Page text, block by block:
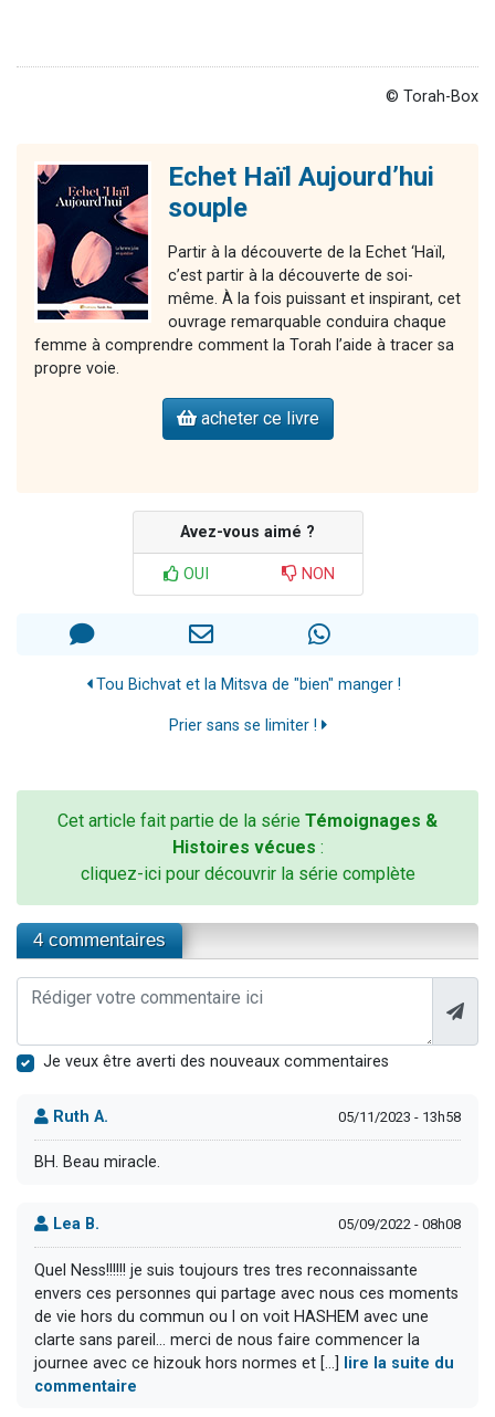
© Torah-Box
Echet Haïl Aujourd’hui
souple
Partir à la découverte de la Echet ‘Haïl,
c’est partir à la découverte de soi-
même. À la fois puissant et inspirant, cet
ouvrage remarquable conduira chaque
femme à comprendre comment la Torah l’aide à tracer sa
propre voie.
acheter ce livre
Avez-vous aimé ?
OUI NON
Tou Bichvat et la Mitsva de "bien" manger !
Prier sans se limiter !
Cet article fait partie de la série Témoignages &
Histoires vécues :
cliquez-ici pour découvrir la série complète
4 commentaires
Je veux être averti des nouveaux commentaires
Ruth A. 05/11/2023 - 13h58
BH. Beau miracle.
Lea B. 05/09/2022 - 08h08
Quel Ness!!!!!! je suis toujours tres tres reconnaissante
envers ces personnes qui partage avec nous ces moments
de vie hors du commun ou l on voit HASHEM avec une
clarte sans pareil... merci de nous faire commencer la
journee avec ce hizouk hors normes et [...]
lire la suite du
commentaire